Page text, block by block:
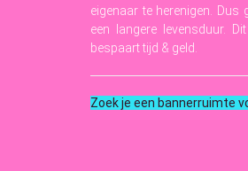
eigenaar te herenigen. Dus
een langere levensduur.
bespaart tijd & geld.
Zoek je een bannerruimte